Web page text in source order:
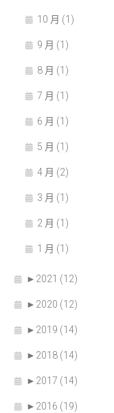
10 月 (1)
9 月 (1)
8 月 (1)
7 月 (1)
6 月 (1)
5 月 (1)
4 月 (2)
3 月 (1)
2 月 (1)
1 月 (1)
► 2021 (12)
► 2020 (12)
► 2019 (14)
► 2018 (14)
► 2017 (14)
► 2016 (19)